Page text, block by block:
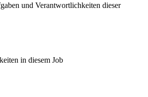
und Verantwortlichkeiten dieser
in diesem Job